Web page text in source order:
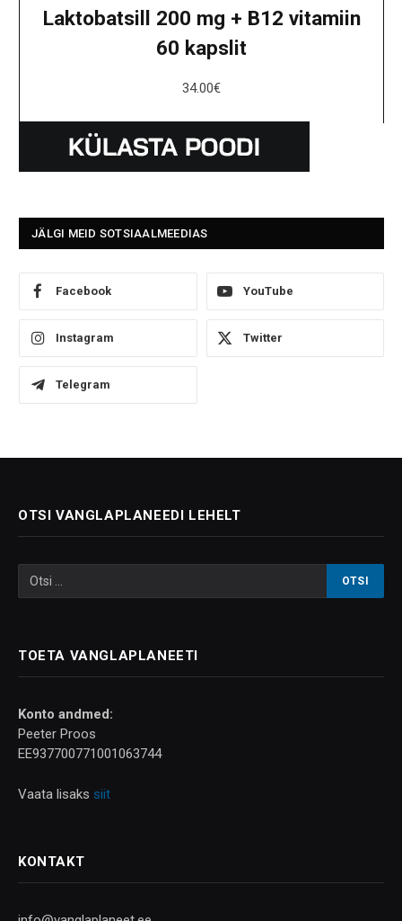
Laktobatsill 200 mg + B12 vitamiin
60 kapslit
34.00€
JÄLGI MEID SOTSIAALMEEDIAS
Facebook YouTube
Instagram Twitter
Telegram
OTSI VANGLAPLANEEDI LEHELT
TOETA VANGLAPLANEETI
Konto andmed:
Peeter Proos
EE937700771001063744
Vaata lisaks siit
KONTAKT